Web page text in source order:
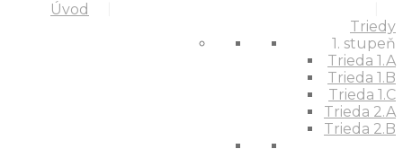
Úvod
Triedy
1. stupeň
Trieda 1.A
Trieda 1.B
Trieda 1.C
Trieda 2.A
Trieda 2.B